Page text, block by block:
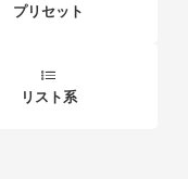
プリセット
リスト系